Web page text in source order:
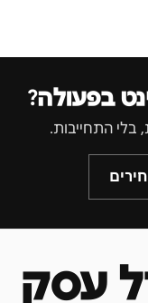
בפעולה?